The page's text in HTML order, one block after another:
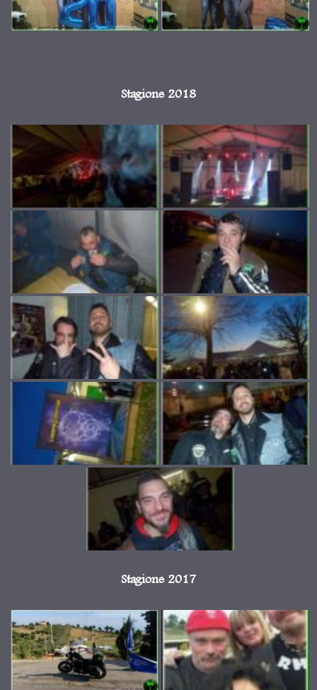
Stagione 2018
Stagione 2017